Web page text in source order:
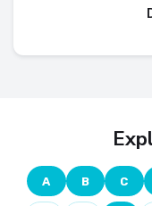
A B C